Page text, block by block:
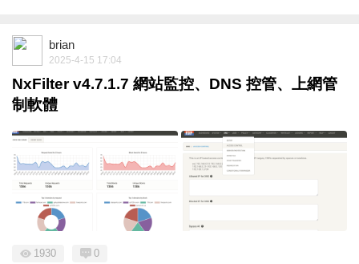
brian
2025-4-15 17:04
NxFilter v4.7.1.7 網站監控、DNS 控管、上網管
制軟體
1930 0